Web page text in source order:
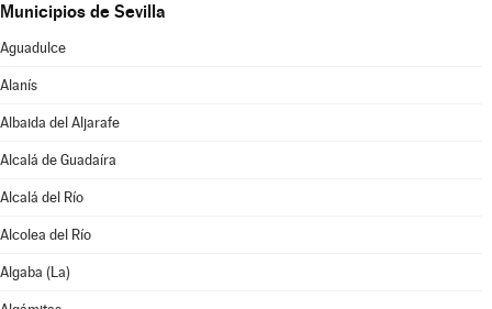
Municipios de Sevilla
Aguadulce
Alanís
Albaida del Aljarafe
Alcalá de Guadaíra
Alcalá del Río
Alcolea del Río
Algaba (La)